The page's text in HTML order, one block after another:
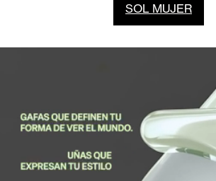
SOL MUJER